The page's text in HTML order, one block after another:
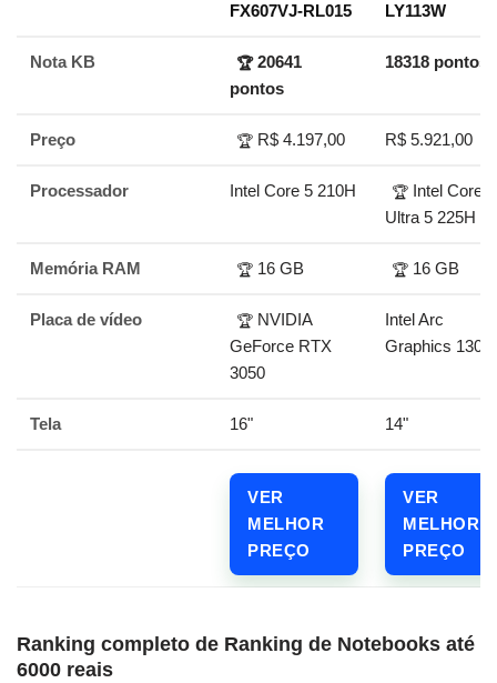
FX607VJ-RL015
LY113W
Nota KB 🏆20641
pontos
18318 pontos
Preço 🏆 R$ 4.197,00 R$ 5.921,00
Processador Intel Core 5 210H 🏆 Intel Core
Ultra 5 225H
Memória RAM 🏆 16 GB 🏆 16 GB
Placa de vídeo 🏆 NVIDIA
GeForce RTX
3050
Intel Arc
Graphics 130T
Tela 16" 14"
VER
MELHOR
PREÇO
VER
MELHOR
PREÇO
Ranking completo de Ranking de Notebooks até
6000 reais